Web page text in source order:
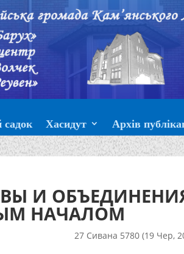
Хасидут Архів
И
НАЧАЛОМ
27 Сивана 5780 (19 Чер,